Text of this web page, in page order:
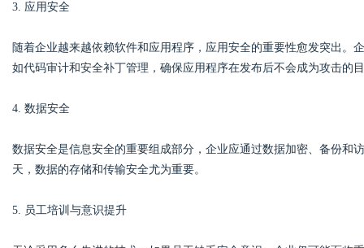
3. 应用安全
随着企业越来越依赖软件和应用程序，应用安全的重要性愈发突出。
如代码审计和安全补丁管理，确保应用程序在发布后不会成为攻击的
4. 数据安全
数据安全是信息安全的重要组成部分，企业应通过数据加密、备份和
天，数据的存储和传输安全尤为重要。
5. 员工培训与意识提升